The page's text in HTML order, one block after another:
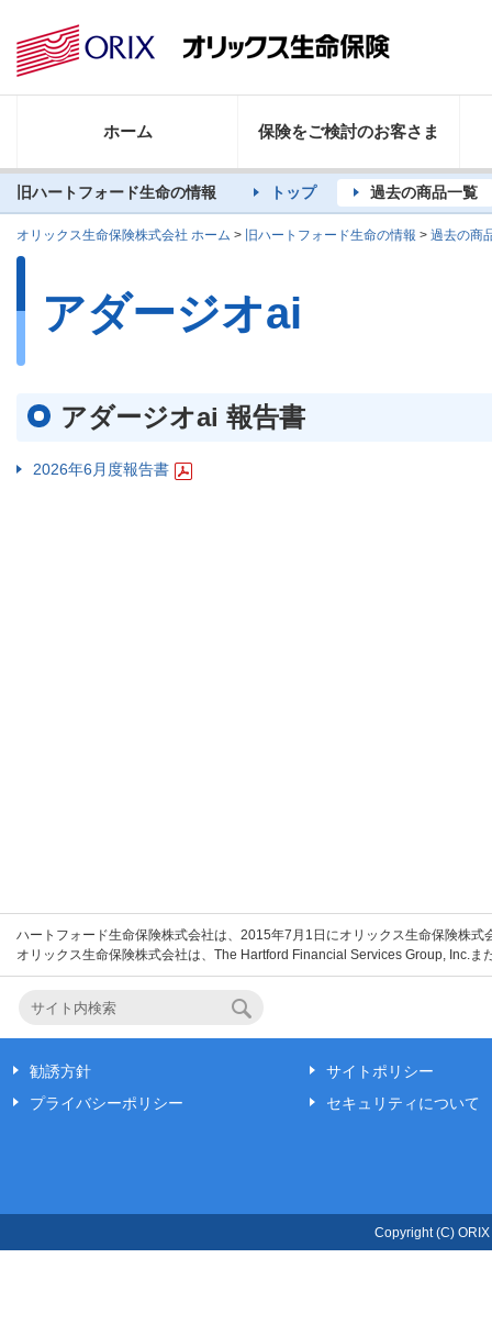
ホーム 保険をご検討のお客さま
旧ハートフォード生命の情報 トップ 過去の商品一覧
オリックス生命保険株式会社 ホーム > 旧ハートフォード生命の情報 > 過去の商
アダージオai
アダージオai 報告書
2026年6月度報告書
ハートフォード生命保険株式会社は、2015年7月1日にオリックス生命保険株
オリックス生命保険株式会社は、The Hartford Financial Services Group, Inc.ま
勧誘方針
プライバシーポリシー
サイトポリシー
セキュリティについて
Copyright (C)